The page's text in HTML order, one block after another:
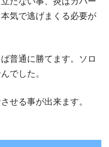
気で逃げまくる必要が
普通に勝てます。ソロ
でした。
せる事が出来ます。